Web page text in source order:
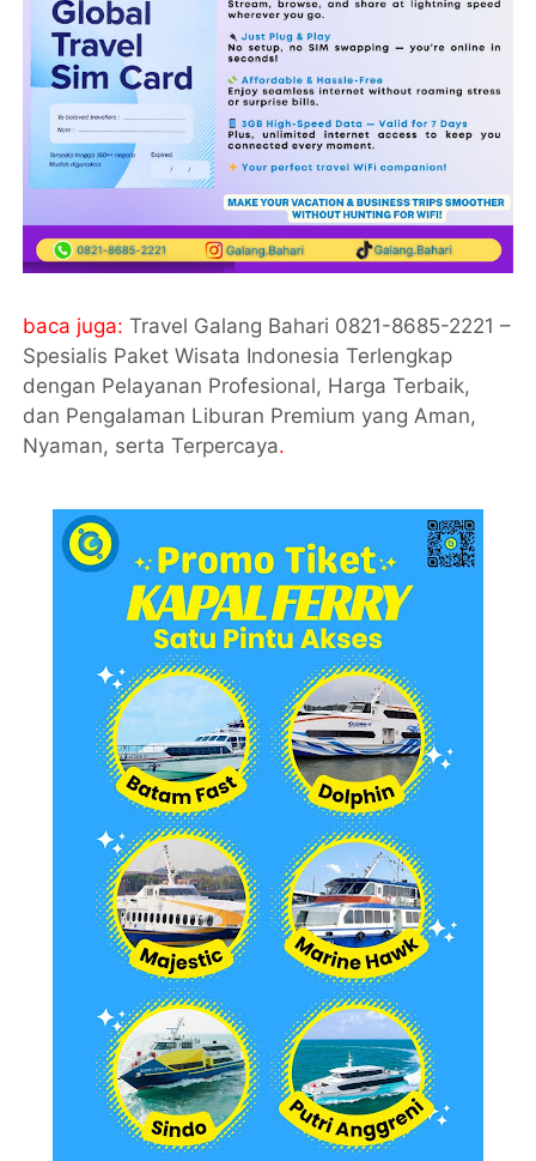
baca juga:Travel Galang Bahari 0821-8685-2221 –
Spesialis Paket Wisata Indonesia Terlengkap
dengan Pelayanan Profesional, Harga Terbaik,
dan Pengalaman Liburan Premium yang Aman,
Nyaman, serta Terpercaya.